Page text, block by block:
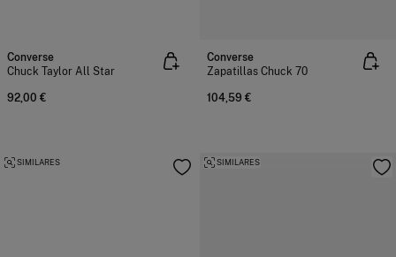
Converse
Chuck Taylor All Star
92,00 €
Converse
Zapatillas Chuck 70
104,59 €
SIMILARES SIMILARES